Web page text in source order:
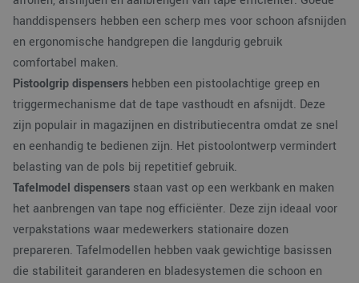
handdispensers hebben een scherp mes voor schoon afsnijden
en ergonomische handgrepen die langdurig gebruik
comfortabel maken.
Pistoolgrip dispensers hebben een pistoolachtige greep en
triggermechanisme dat de tape vasthoudt en afsnijdt. Deze
zijn populair in magazijnen en distributiecentra omdat ze snel
en eenhandig te bedienen zijn. Het pistoolontwerp vermindert
belasting van de pols bij repetitief gebruik.
Tafelmodel dispensers staan vast op een werkbank en maken
het aanbrengen van tape nog efficiënter. Deze zijn ideaal voor
verpakstations waar medewerkers stationaire dozen
prepareren. Tafelmodellen hebben vaak gewichtige basissen
die stabiliteit garanderen en bladesystemen die schoon en
cookie wordt
gebruikt om
gegenereerd
nummer toe te
wijzen als
Het is
in elk
en
te berekenen
van de site.
.verpakking.nl
Microsoft Clarity
analytics software.
Het wordt gebruikt
om informatie over
en om meerdere
paginaweergaven te
combineren tot één
gebruikerssessie
analytische
Microsoft
Corporation
.c.bing.com
1 week
die we gebruiken
het gebruik van de
website voor interne
analyses te meten.
Corporation
.c.bing.com
MSN 1st party
goede werking van